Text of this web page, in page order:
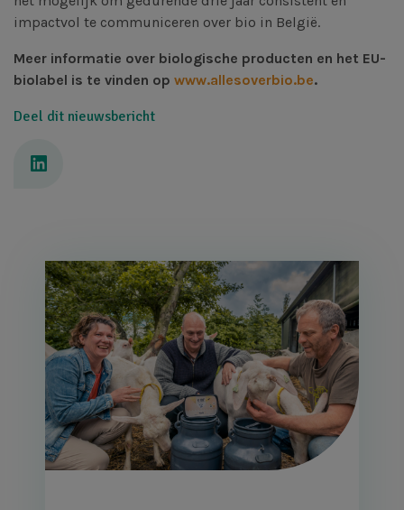
impactvol te communiceren over bio in België.
Meer informatie over biologische producten en het EU-
biolabel is te vinden op www.allesoverbio.be.
Afbeelding
Deel dit nieuwsbericht